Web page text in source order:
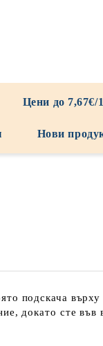
Цени до 7,67€/
Нови
подскача
докато сте във